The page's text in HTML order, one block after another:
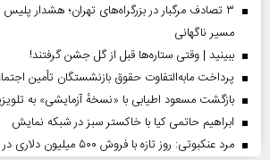
۳ تصادف مرگبار در بزرگراه‌های تهران؛ هشدار
مسیر ناگهانی
ببینید | وقتی ستاره‌ها قبل از گل جشن گرفتند!
پرداخت مابه‌التفاوت حقوق بازنشستگان تأمین
بازگشت مسعود اطیابی با «نسخهٔ آزمایشی» به
ابراهیم حاتمی کیا با خاکستر سبز در شبکه نمایش
مرد عنکبوتی: روز تازه با فروش ۵۰۰ میلیون دلاری در آمریکا رکوردشکنی کرد